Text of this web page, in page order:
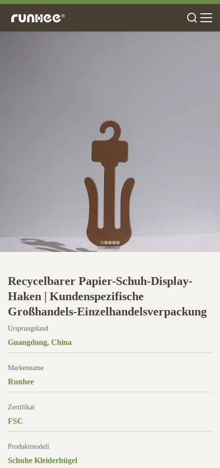
Recycelbarer Papier-Schuh-Display-
Haken | Kundenspezifische
Großhandels-Einzelhandelsverpackung
Ursprungsland
Guangdong, China
Markenname
Runhee
Zertifikat
FSC
Produktmodell
Schuhe Kleiderbügel